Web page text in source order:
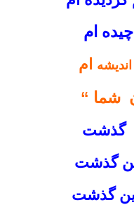
ام
اندیشه ام
شما “
گذشت
گذشت
گذشت